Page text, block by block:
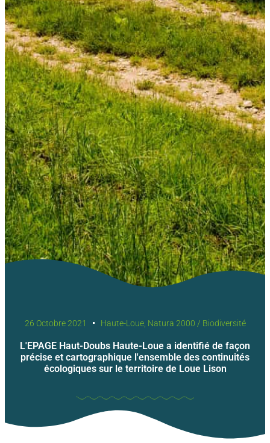
26 Octobre 2021 Haute-Loue, Natura 2000 / Biodiversité
L'EPAGE Haut-Doubs Haute-Loue a identifié de façon
précise et cartographique l'ensemble des continuités
écologiques sur le territoire de Loue Lison